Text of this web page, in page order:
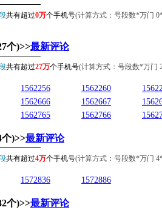
共有超过0万个手机号(计算方式：号段数*万门
个)>>最新评论
共有超过27万个手机号(计算方式：号段数*万门
1562256 1562260
1562666 1562667
1562765 1562766
)>>最新评论
共有超过4万个手机号(计算方式：号段数*万门
1572836 1572886
个)>>最新评论